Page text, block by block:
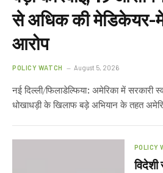
से अधिक की मेडिकेयर-
आरोप
POLICY WATCH August 5, 2026
नई दिल्ली/फिलाडेल्फिया: अमेरिका में सरकारी
धोखाधड़ी के खिलाफ बड़े अभियान के तहत
POLICY